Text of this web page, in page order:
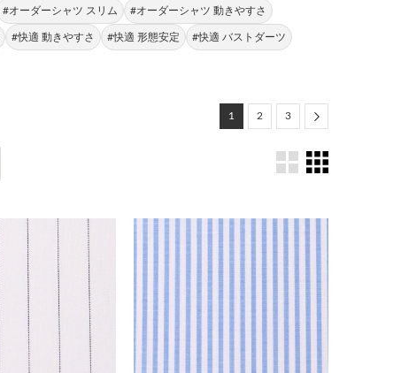
#オーダーシャツ スリム #オーダーシャツ 動きやすさ
#快適 動きやすさ #快適 形態安定 #快適 バストダーツ
1 2 3 Next